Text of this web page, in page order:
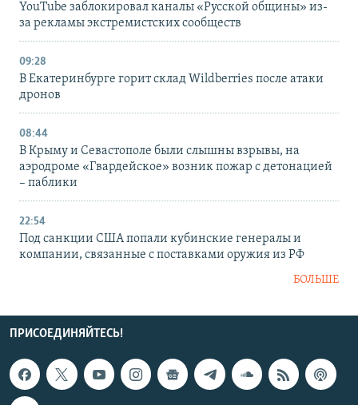
YouTube заблокировал каналы «Русской общины» из-
за рекламы экстремистских сообществ
09:28
В Екатеринбурге горит склад Wildberries после атаки
дронов
08:44
В Крыму и Севастополе были слышны взрывы, на
аэродроме «Гвардейское» возник пожар с детонацией
– паблики
22:54
Под санкции США попали кубинские генералы и
компании, связанные с поставками оружия из РФ
БОЛЬШЕ
ПРИСОЕДИНЯЙТЕСЬ!